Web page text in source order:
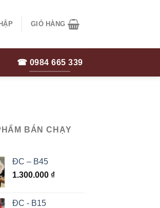
GIỎ HÀNG
☎ 0984 665 339
BÁN CHẠY
ĐC – B45
1.300.000 ₫
ĐC - B15